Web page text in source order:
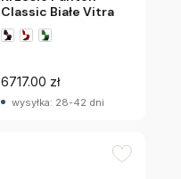
Classic Białe Vitra
6717.00 zł
wysyłka: 28-42 dni